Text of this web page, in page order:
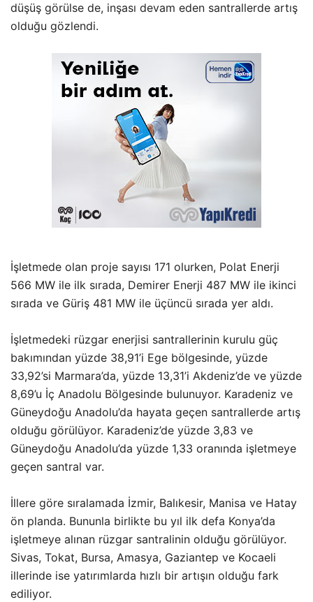
düşüş görülse de, inşası devam eden santrallerde artış
olduğu gözlendi.
İşletmede olan proje sayısı 171 olurken, Polat Enerji
566 MW ile ilk sırada, Demirer Enerji 487 MW ile ikinci
sırada ve Güriş 481 MW ile üçüncü sırada yer aldı.
İşletmedeki rüzgar enerjisi santrallerinin kurulu güç
bakımından yüzde 38,91’i Ege bölgesinde, yüzde
33,92’si Marmara’da, yüzde 13,31’i Akdeniz’de ve yüzde
8,69’u İç Anadolu Bölgesinde bulunuyor. Karadeniz ve
Güneydoğu Anadolu’da hayata geçen santrallerde artış
olduğu görülüyor. Karadeniz’de yüzde 3,83 ve
Güneydoğu Anadolu’da yüzde 1,33 oranında işletmeye
geçen santral var.
İllere göre sıralamada İzmir, Balıkesir, Manisa ve Hatay
ön planda. Bununla birlikte bu yıl ilk defa Konya’da
işletmeye alınan rüzgar santralinin olduğu görülüyor.
Sivas, Tokat, Bursa, Amasya, Gaziantep ve Kocaeli
illerinde ise yatırımlarda hızlı bir artışın olduğu fark
ediliyor.